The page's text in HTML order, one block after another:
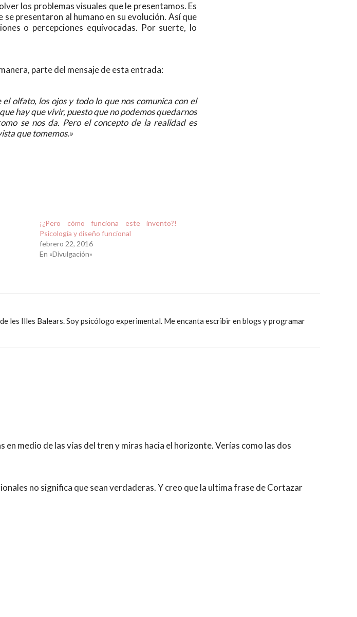
los problemas visuales que le presentamos. Es
presentaron al humano en su evolución. Así que
o percepciones equivocadas. Por suerte, lo
parte del mensaje de esta entrada:
olfato, los ojos y todo lo que nos comunica con el
hay que vivir, puesto que no podemos quedarnos
se nos da. Pero el concepto de la realidad es
que tomemos.»
¡¿Pero cómo funciona este invento?!
Psicología y diseño funcional
febrero 22, 2016
En «Divulgación»
les Illes Balears. Soy psicólogo experimental. Me encanta escribir en blogs y programar
medio de las vías del tren y miras hacia el horizonte. Verías como las dos
no significa que sean verdaderas. Y creo que la ultima frase de Cortazar